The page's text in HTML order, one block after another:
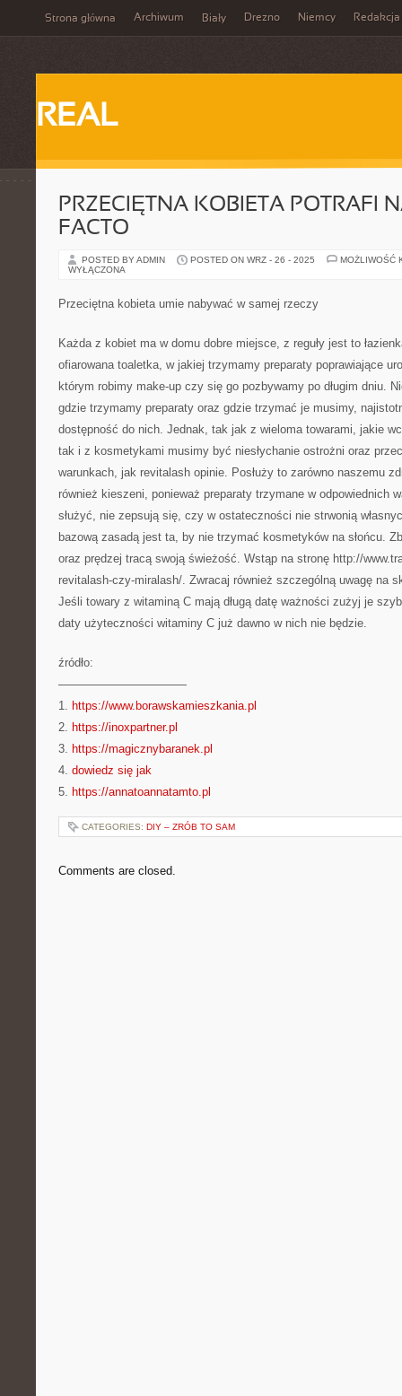
Strona główna Archiwum Biały Drezno Niemcy Redakcja
REAL
PRZECIĘTNA KOBIETA POTRAFI
FACTO
POSTED BY ADMIN POSTED ON WRZ - 26 - 2025
MOŻLIWOŚĆ
WYŁĄCZONA
Przeciętna kobieta umie nabywać w samej rzeczy
Każda z kobiet ma w domu dobre miejsce, z reguły jest to
ofiarowana toaletka, w jakiej trzymamy preparaty poprawiające
którym robimy make-up czy się go pozbywamy po długim dniu.
gdzie trzymamy preparaty oraz gdzie trzymać je musimy,
dostępność do nich. Jednak, tak jak z wieloma towarami, jakie
tak i z kosmetykami musimy być niesłychanie ostrożni oraz
warunkach, jak revitalash opinie. Posłuży to zarówno naszemu
również kieszeni, ponieważ preparaty trzymane w odpowiednich
służyć, nie zepsują się, czy w ostateczności nie strwonią
bazową zasadą jest ta, by nie trzymać kosmetyków na słońcu.
oraz prędzej tracą swoją świeżość. Wstąp na stronę http://
revitalash-czy-miralash/. Zwracaj również szczególną uwagę na
Jeśli towary z witaminą C mają długą datę ważności zużyj je
daty użyteczności witaminy C już dawno w nich nie będzie.
źródło:
———————————
1. https://www.borawskamieszkania.pl
2. https://inoxpartner.pl
3. https://magicznybaranek.pl
4. dowiedz się jak
5. https://annatoannatamto.pl
CATEGORIES: DIY – ZRÓB TO SAM
Comments are closed.